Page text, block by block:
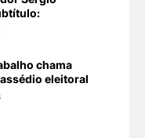
chama
eleitoral